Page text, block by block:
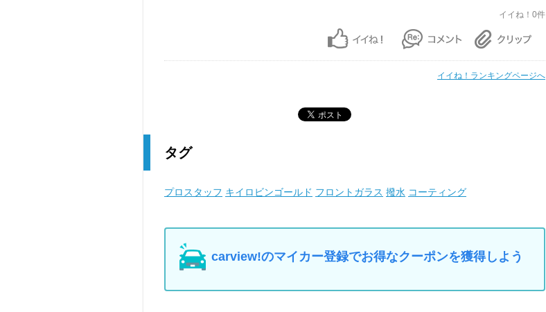
イイね！0件
イイね！ランキングページへ
タグ
プロスタッフ キイロビンゴールド フロントガラス 撥水 コーティング
carview!のマイカー登録でお得なクーポンを獲得しよう